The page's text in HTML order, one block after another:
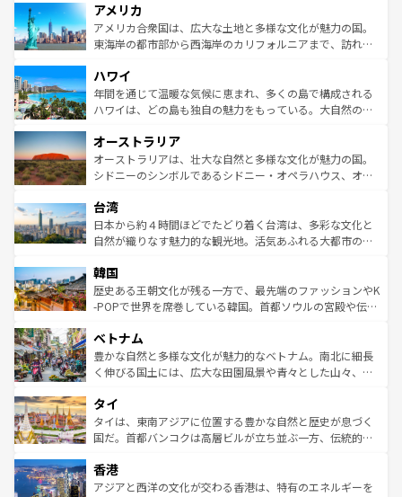
ンツ一覧を参照してほしい。
の建物がそのまま残る町や、スイスならではのユニークな
博物館もあり、アルプス観光だけでなく町歩きも満喫する
ことができる。国民の所得が高いため物価も高いが、旅行
ば市内交通費無料で観光を楽しむこともできる。 なお、新
着のスイス情報はコンテンツ一覧 を参照してほしい。
アメリカ
アメリカ合衆国は、広大な土地と多様な文化が魅力の国。
東海岸の都市部から西海岸のカリフォルニアまで、訪れる
のような巨大都市は、観光、ショッピング、エンターテイ
ンメントが詰まった刺激的なスポットだ。一方、アメリカ
西部には大自然が広がり、グランドキャニオンやイエロー
部のニューオーリンズでは、音楽と美食が融合した独特の
文化が魅力。旅行者はアメリカの各地域で異なる魅力を楽
しみながら、その多様性と豊かな歴史を感じることができ
ならではの贅沢な旅のスタイルだ。 なお、新着のアメリカ
情報はコンテンツ一覧を参照してほしい。
ハワイ
年間を通じて温暖な気候に恵まれ、多くの島で構成される
ハワイは、どの島も独自の魅力をもっている。大自然の神
ワイ島は見逃せない。また、定番の観光地といえばオアフ
島だが、静かな自然を求めるならマウイ島やカウアイ島が
おすすめ。エメラルドグリーンに輝く海をはじめ、豊かな
れるおもてなしの心で訪れる人々を迎えてくれるハワイの
人々、おいしいローカルフードやハワイアンミュージッ
ク、伝統的なフラダンスなど、すべてがハワイの魅力を彩
ワイを、存分に味わってほしい。 なお、新着のハワイ情報
はコンテンツ一覧を参照してほしい。
オーストラリア
オーストラリアは、壮大な自然と多様な文化が魅力の国。
シドニーのシンボルであるシドニー・オペラハウス、オー
リアリーフや大陸中央部にそびえるウルル（エアーズロッ
ク）、タスマニアの美しい原生林やケアンズの熱帯雨林な
ど、見どころがたくさん。また、カフェやワイン、オージ
いる。アクティビティも充実しており、サーフィンやダイ
ビング、ハイキングなど、アウトドア好きにはたまらな
い。オーストラリアの多彩な魅力を存分に味わいつくそ
参照してほしい。
台湾
日本から約４時間ほどでたどり着く台湾は、多彩な文化と
自然が織りなす魅力的な観光地。活気あふれる大都市の台
ン）、静ひつな山岳地帯である台湾東部など、都市の喧騒
と山間の静けさが共存しており、訪れる人に新しい発見と
驚きをもたらしてくれる。また、奥深い台湾の食文化も魅
容にもいいと評判のスイーツなど、バラエティ豊かな料理
が味わえる。 なお、新着の台湾情報は コンテンツ一覧を参
照してほしい。
韓国
歴史ある王朝文化が残る一方で、最先端のファッションやK
-POPで世界を席巻している韓国。首都ソウルの宮殿や伝統
き、地方に足を延ばせば四季折々の自然美を楽しむことが
できる。そして、キムチや焼肉、絶品のストリートフード
まで、さまざまな韓国料理が待っている。夜には、韓国な
リティに包まれながら、韓国の多彩な魅力を心ゆくまで味
わってみてほしい。 なお、新着の韓国情報はコンテンツ一
覧を参照してほしい。
ベトナム
豊かな自然と多様な文化が魅力的なベトナム。南北に細長
く伸びる国土には、広大な田園風景や青々とした山々、世
急速な発展と共に伝統が息づく。ハノイの古い町並みやホ
ーチミン市のフランス統治時代の建物も、独特の雰囲気を
醸し出している。また、バラエティの豊かさとおいしさで
とつ。フォーやバインミー、ベトナムコーヒーなどは、ぜ
ひ現地で味わいたい。どの地域を訪れてもあたたかい人々
タイ
タイは、東南アジアに位置する豊かな自然と歴史が息づく
国だ。首都バンコクは高層ビルが立ち並ぶ一方、伝統的な
の活気が交差している。北部ではチェンマイなどの山岳地
帯で自然と触れ合い、南部ではプーケットやクラビの美し
香港
アジアと西洋の文化が交わる香港は、特有のエネルギーを